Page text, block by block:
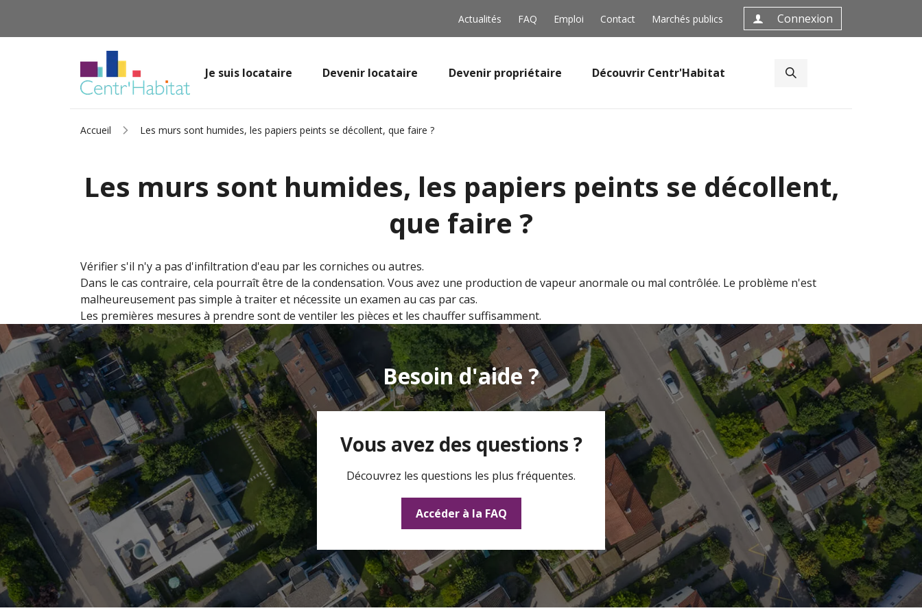
Actualités FAQ Emploi Contact Marchés publics Connexion
Je suis locataire Devenir locataire Devenir propriétaire Découvrir Centr'Habitat
Accueil Les murs sont humides, les papiers peints se décollent, que faire ?
Les murs sont humides, les papiers peints se décollent,
que faire ?
Vérifier s'il n'y a pas d'infiltration d'eau par les corniches ou autres.
Dans le cas contraire, cela pourraît être de la condensation. Vous avez une production de vapeur anormale ou mal contrôlée. Le problème n'est
malheureusement pas simple à traiter et nécessite un examen au cas par cas.
Les premières mesures à prendre sont de ventiler les pièces et les chauffer suffisamment.
Besoin d'aide ?
Vous avez des questions ?
Découvrez les questions les plus fréquentes.
Accéder à la FAQ